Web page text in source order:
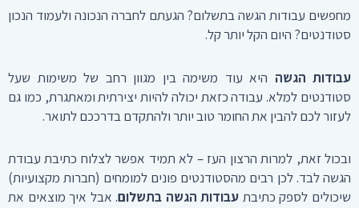
מחפשים עבודות הגשה בתשלום? הגעתם לחברה הנכונה ולעמוד הנכון
סטודנטים? היום הקל יותר קל.
עבודות הגשההיא עוד משימה בין מגוון רחב של משימות שעל
סטודנטים למלא. עבודה כזאת יכולה להיות יצירתית ומאתגרת, כמו גם
לעזור לכם להבין את החומר טוב יותר ולהתקדם בדרככם לתואר.
ובכול זאת, למרות הרצון העז – לא תמיד אפשר לצלוח כתיבת עבודת
הגשה לבד. לכן רבים מהסטודנטים פונים למומחים (חברות מקצועיות)
שיכולים לספק כתיבת עבודות הגשה בתשלום. אבל איך מוצאים את